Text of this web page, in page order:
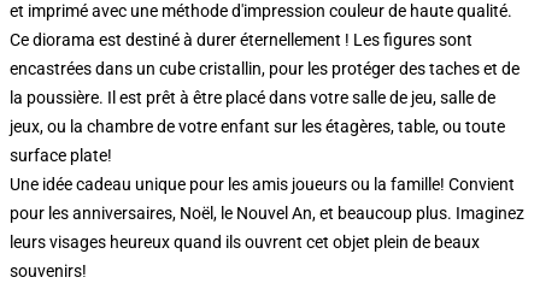
et imprimé avec une méthode d'impression couleur de haute qualité.
Ce diorama est destiné à durer éternellement ! Les figures sont
encastrées dans un cube cristallin, pour les protéger des taches et de
la poussière. Il est prêt à être placé dans votre salle de jeu, salle de
jeux, ou la chambre de votre enfant sur les étagères, table, ou toute
surface plate!
Une idée cadeau unique pour les amis joueurs ou la famille! Convient
pour les anniversaires, Noël, le Nouvel An, et beaucoup plus. Imaginez
leurs visages heureux quand ils ouvrent cet objet plein de beaux
souvenirs!